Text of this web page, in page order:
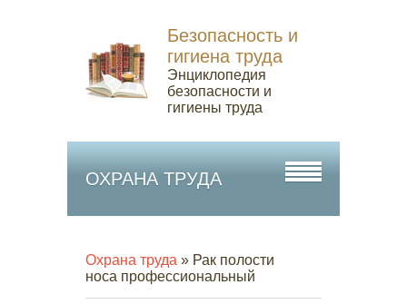
Безопасность и
гигиена труда
Энциклопедия
безопасности и
гигиены труда
ОХРАНА ТРУДА
Охрана труда » Рак полости
носа профессиональный